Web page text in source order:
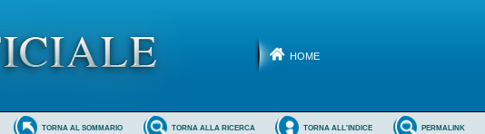
HOME
PERMALINK
TORNA ALL'INDICE
TORNA ALLA RICERCA
TORNA AL SOMMARIO